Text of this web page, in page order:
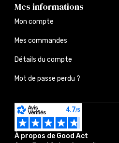
À propos de Good Act
Mes informations
Mon compte
Mes commandes
Détails du compte
Mot de passe perdu ?